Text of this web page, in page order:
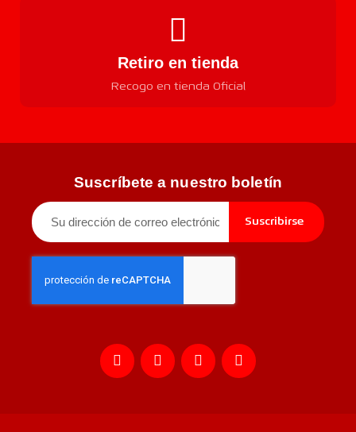
Retiro en tienda
Recogo en tienda Oficial
Suscríbete a nuestro boletín
Suscribirse